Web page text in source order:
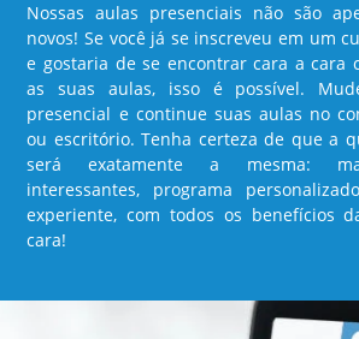
Nossas aulas presenciais não são
novos! Se você já se inscreveu em um
e gostaria de se encontrar cara a cara
as suas aulas, isso é possível.
presencial e continue suas aulas no
ou escritório. Tenha certeza de que a
será exatamente a mesma:
interessantes, programa
experiente, com todos os benefícios
cara!